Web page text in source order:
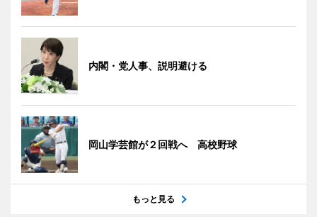
内閣・党人事、説明避ける
岡山学芸館が２回戦へ 高校野球
もっと見る